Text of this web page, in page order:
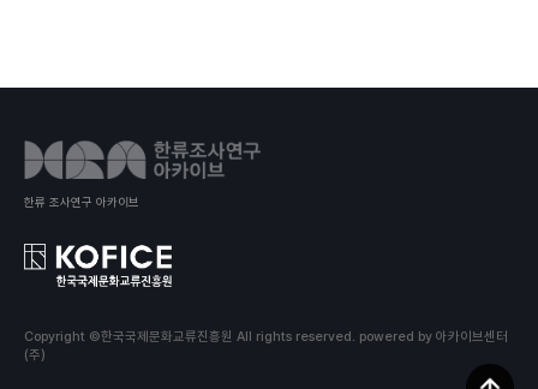
한류 조사연구 아카이브
Copyright ©한국국제문화교류진흥원 All rights reserved. powered by 아카이브센터
(주)